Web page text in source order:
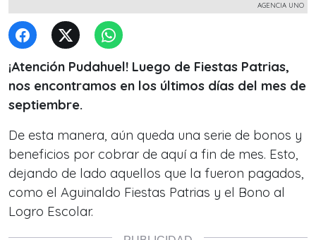
AGENCIA UNO
¡Atención Pudahuel! Luego de Fiestas Patrias,
nos encontramos en los últimos días del mes de
septiembre.
De esta manera, aún queda una serie de bonos y
beneficios por cobrar de aquí a fin de mes. Esto,
dejando de lado aquellos que la fueron pagados,
como el Aguinaldo Fiestas Patrias y el Bono al
Logro Escolar.